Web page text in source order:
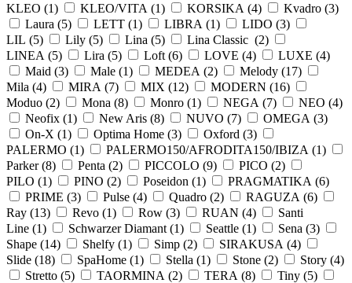
KLEO (1) KLEO/VITA (1) KORSIKA (4) Kvadro (3)
Laura (5) LETT (1) LIBRA (1) LIDO (3)
LIL (5) Lily (5) Lina (5) Lina Classic (2)
LINEA (5) Lira (5) Loft (6) LOVE (4) LUXE (4)
Maid (3) Male (1) MEDEA (2) Melody (17)
Mila (4) MIRA (7) MIX (12) MODERN (16)
Moduo (2) Mona (8) Monro (1) NEGA (7) NEO (4)
Neofix (1) New Aris (8) NUVO (7) OMEGA (3)
On-X (1) Optima Home (3) Oxford (3)
PALERMO (1) PALERMO150/AFRODITA150/IBIZA (1)
Parker (8) Penta (2) PICCOLO (9) PICO (2)
PILO (1) PINO (2) Poseidon (1) PRAGMATIKA (6)
PRIME (3) Pulse (4) Quadro (2) RAGUZA (6)
Ray (13) Revo (1) Row (3) RUAN (4)
Santi
Line (1) Schwarzer Diamant (1) Seattle (1) Sena (3)
Shape (14) Shelfy (1) Simp (2) SIRAKUSA (4)
Slide (18) SpaHome (1) Stella (1) Stone (2) Story (4)
Stretto (5) TAORMINA (2) TERA (8) Tiny (5)